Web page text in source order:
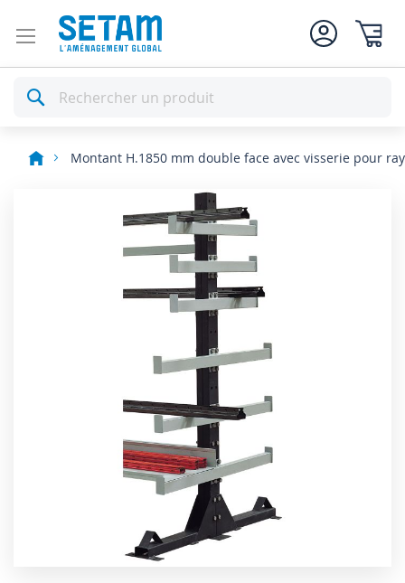
Rechercher
Montant H.1850 mm double face avec visserie pour